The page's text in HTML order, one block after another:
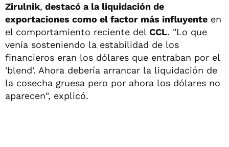
Zirulnik, destacó a la liquidación de
exportaciones como el factor más influyente en
el comportamiento reciente del CCL. "Lo que
venía sosteniendo la estabilidad de los
financieros eran los dólares que entraban por el
'blend'. Ahora debería arrancar la liquidación de
la cosecha gruesa pero por ahora los dólares no
aparecen", explicó.